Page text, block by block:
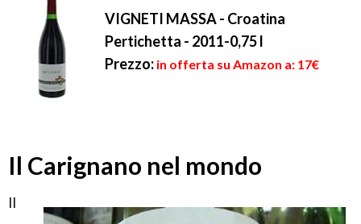
VIGNETI MASSA - Croatina
Pertichetta - 2011-0,75 l
Prezzo: in offerta su Amazon a: 17€
Il Carignano nel mondo
Il